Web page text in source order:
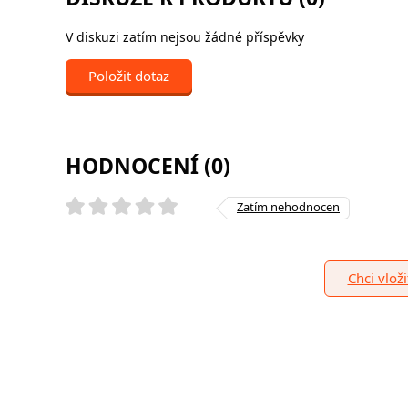
V diskuzi zatím nejsou žádné příspěvky
Položit dotaz
HODNOCENÍ (0)
Zatím nehodnocen
Chci